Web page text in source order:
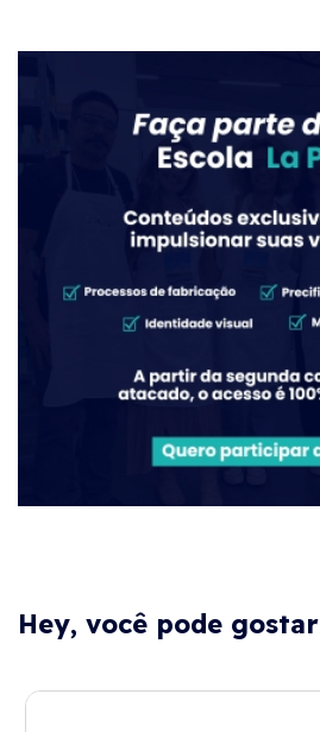
Hey, você pode gostar